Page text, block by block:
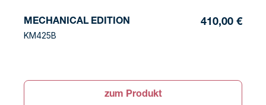
MECHANICAL EDITION
KM425B
410,00 €
zum Produkt